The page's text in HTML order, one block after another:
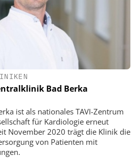
Bad Berka
ist als nationales TAVI-Zentrum
für Kardiologie erneut
November 2020 trägt die Klinik die
von Patienten mit